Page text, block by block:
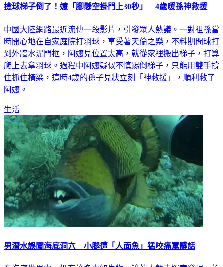
撿球梯子倒了！嬤「腳懸空掛門上30秒」 4歲暖孫神救援
中國大陸網路最近流傳一段影片，引發眾人熱議。一對祖孫當
時開心地在自家庭院打羽球，享受著天倫之樂，不料期間球打
到外牆水泥門框，阿嬤見位置太高，就從家裡搬出梯子，打算
爬上去拿羽球。過程中阿嬤疑似不慎踢倒梯子，只能用雙手撐
住抓住橫梁，這時4歲的孫子見狀立刻「神救援」，順利救了
阿嬤。
生活
男潛水誤闖海底洞穴 小腿遭「人面魚」猛咬痛罵髒話